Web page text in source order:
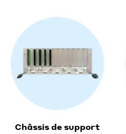
Châssis de support